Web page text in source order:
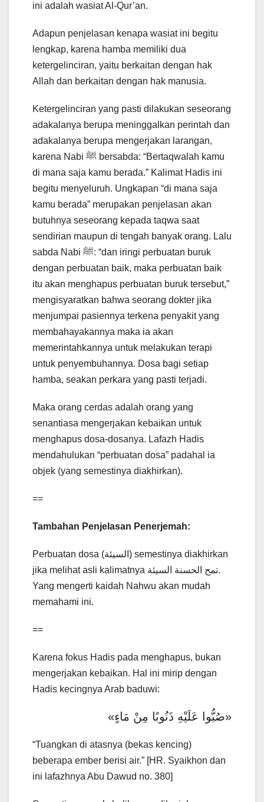
ini adalah wasiat Al-Qur’an.
Adapun penjelasan kenapa wasiat ini begitu
lengkap, karena hamba memiliki dua
ketergelinciran, yaitu berkaitan dengan hak
Allah dan berkaitan dengan hak manusia.
Ketergelinciran yang pasti dilakukan seseorang
adakalanya berupa meninggalkan perintah dan
adakalanya berupa mengerjakan larangan,
karena Nabi ﷺ bersabda: “Bertaqwalah kamu
di mana saja kamu berada.” Kalimat Hadis ini
begitu menyeluruh. Ungkapan “di mana saja
kamu berada” merupakan penjelasan akan
butuhnya seseorang kepada taqwa saat
sendirian maupun di tengah banyak orang. Lalu
sabda Nabi ﷺ: “dan iringi perbuatan buruk
dengan perbuatan baik, maka perbuatan baik
itu akan menghapus perbuatan buruk tersebut,”
mengisyaratkan bahwa seorang dokter jika
menjumpai pasiennya terkena penyakit yang
membahayakannya maka ia akan
memerintahkannya untuk melakukan terapi
untuk penyembuhannya. Dosa bagi setiap
hamba, seakan perkara yang pasti terjadi.
Maka orang cerdas adalah orang yang
senantiasa mengerjakan kebaikan untuk
menghapus dosa-dosanya. Lafazh Hadis
mendahulukan “perbuatan dosa” padahal ia
objek (yang semestinya diakhirkan).
==
Tambahan Penjelasan Penerjemah:
Perbuatan dosa (السيئة) semestinya diakhirkan
jika melihat asli kalimatnya تمح الحسنة السيئة.
Yang mengerti kaidah Nahwu akan mudah
memahami ini.
==
Karena fokus Hadis pada menghapus, bukan
mengerjakan kebaikan. Hal ini mirip dengan
Hadis kecingnya Arab baduwi:
«صُبُّوا عَلَيْهِ ذَنُوبًا مِنْ مَاءٍ»
“Tuangkan di atasnya (bekas kencing)
beberapa ember berisi air.” [HR. Syaikhon dan
ini lafazhnya Abu Dawud no. 380]